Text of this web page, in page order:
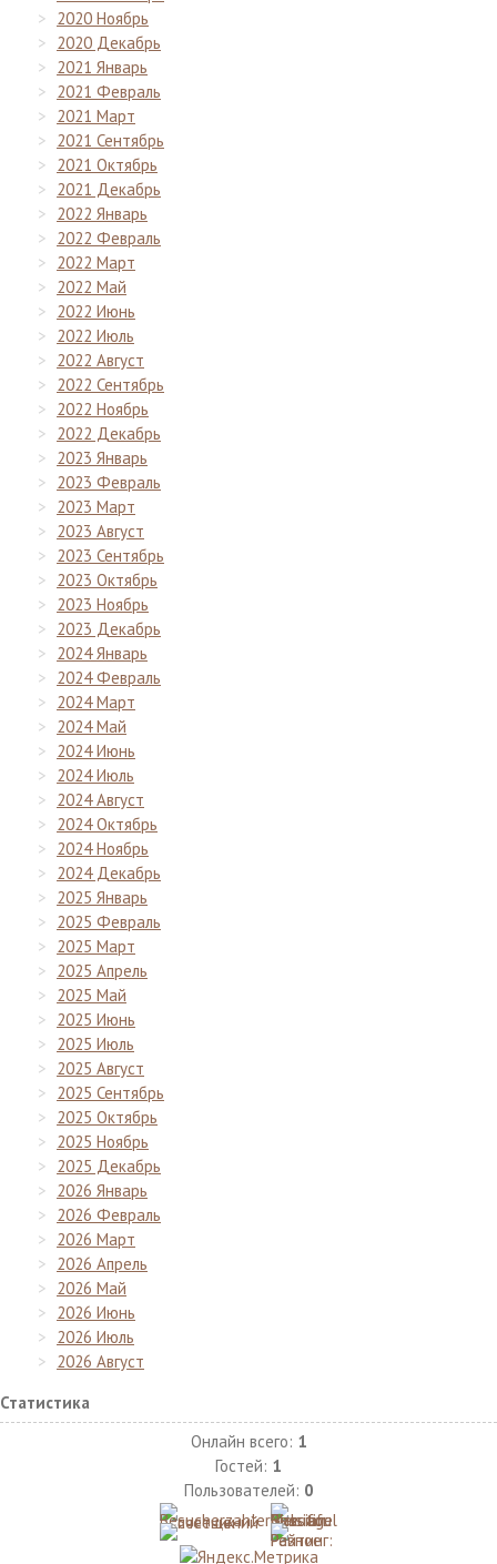
2020 Ноябрь
2020 Декабрь
2021 Январь
2021 Февраль
2021 Март
2021 Сентябрь
2021 Октябрь
2021 Декабрь
2022 Январь
2022 Февраль
2022 Март
2022 Май
2022 Июнь
2022 Июль
2022 Август
2022 Сентябрь
2022 Ноябрь
2022 Декабрь
2023 Январь
2023 Февраль
2023 Март
2023 Август
2023 Сентябрь
2023 Октябрь
2023 Ноябрь
2023 Декабрь
2024 Январь
2024 Февраль
2024 Март
2024 Май
2024 Июнь
2024 Июль
2024 Август
2024 Октябрь
2024 Ноябрь
2024 Декабрь
2025 Январь
2025 Февраль
2025 Март
2025 Апрель
2025 Май
2025 Июнь
2025 Июль
2025 Август
2025 Сентябрь
2025 Октябрь
2025 Ноябрь
2025 Декабрь
2026 Январь
2026 Февраль
2026 Март
2026 Апрель
2026 Май
2026 Июнь
2026 Июль
2026 Август
Статистика
Онлайн всего: 1
Гостей: 1
Пользователей: 0